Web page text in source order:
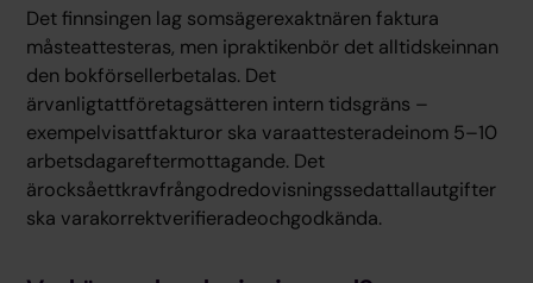
Det finnsingen lag somsägerexaktnären faktura
måsteattesteras, men ipraktikenbör det alltidskeinnan
den bokförsellerbetalas. Det
ärvanligtattföretagsätteren intern tidsgräns –
exempelvisattfakturor ska varaattesteradeinom 5–10
arbetsdagareftermottagande. Det
ärocksåettkravfrångodredovisningssedattallautgifter
ska varakorrektverifieradeochgodkända.